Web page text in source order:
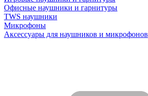
Офисные наушники и гарнитуры
TWS наушники
Микрофоны
Аксессуары для наушников и микрофонов